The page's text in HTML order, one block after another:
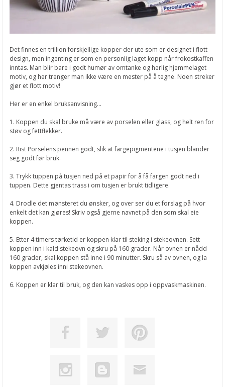
Det finnes en trillion forskjellige kopper der ute som er designet i flott
design, men ingenting er som en personlig laget kopp når frokostkaffen
inntas. Man blir bare i godt humør av omtanke og herlig hjemmelaget
motiv, og her trenger man ikke være en mester på å tegne. Noen streker
gjør et flott motiv!
Her er en enkel bruksanvisning...
1. Koppen du skal bruke må være av porselen eller glass, og helt ren for
støv og fettflekker.
2. Rist Porselens pennen godt, slik at fargepigmentene i tusjen blander
seg godt før bruk.
3. Trykk tuppen på tusjen ned på et papir for å få fargen godt ned i
tuppen. Dette gjentas trass i om tusjen er brukt tidligere.
4. Drodle det mønsteret du ønsker, og over ser du et forslag på hvor
enkelt det kan gjøres! Skriv også gjerne navnet på den som skal eie
koppen.
5. Etter 4 timers tørketid er koppen klar til steking i stekeovnen. Sett
koppen inn i kald stekeovn og skru på 160 grader. Når ovnen er nådd
160 grader, skal koppen stå inne i 90 minutter. Skru så av ovnen, og la
koppen avkjøles inni stekeovnen.
6. Koppen er klar til bruk, og den kan vaskes opp i oppvaskmaskinen.